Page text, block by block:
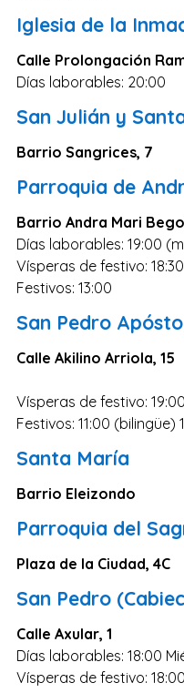
Iglesia de la
Calle Prolongación
Días laborables: 20:00
San Julián y
Barrio Sangrices, 7
Parroquia de
Barrio Andra Mari
Días laborables: 19:00
Vísperas de festivo: 18:30
Festivos: 13:00
San Pedro
Calle Akilino Arriola, 15
Vísperas de festivo: 19:00
Festivos: 11:00 (bilingüe)
Santa María
Barrio Eleizondo
Parroquia del
Plaza de la Ciudad, 4C
San Pedro
Calle Axular, 1
Días laborables: 18:00
Vísperas de festivo: 18:00